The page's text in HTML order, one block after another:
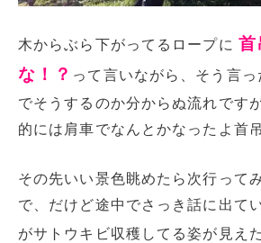
木からぶら下がってるロープに 首
な！？ って言いながら、そう言
でそうするのか分からぬ流れです
的には肩車でなんとかなったよ首
その先いい景色眺めたら次行って
で、だけど途中でさっき話に出て
がサトウキビ収穫してる姿が見え